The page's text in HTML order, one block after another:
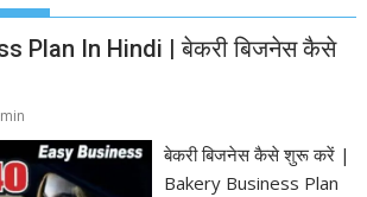
Plan In Hindi | बेकरी बिजनेस कैसे
बेकरी बिजनेस कैसे शुरू करें |
Bakery Business Plan